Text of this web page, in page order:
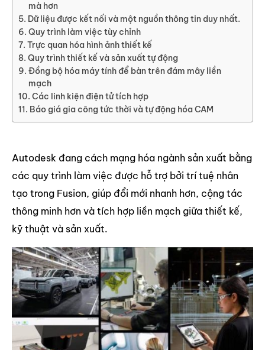
mà hơn
Dữ liệu được kết nối và một nguồn thông tin duy nhất.
Quy trình làm việc tùy chỉnh
Trực quan hóa hình ảnh thiết kế
Quy trình thiết kế và sản xuất tự động
Đồng bộ hóa máy tính để bàn trên đám mây liền
mạch
Các linh kiện điện tử tích hợp
Báo giá gia công tức thời và tự động hóa CAM
Autodesk đang cách mạng hóa ngành sản xuất bằng
các quy trình làm việc được hỗ trợ bởi trí tuệ nhân
tạo trong Fusion, giúp đổi mới nhanh hơn, cộng tác
thông minh hơn và tích hợp liền mạch giữa thiết kế,
kỹ thuật và sản xuất.